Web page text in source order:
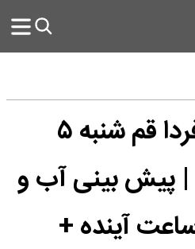
وضعیت هوای فردا قم شنبه ۵
اردیبهشت ۱۴۰۵ | پیش بینی آب و
قم در ۲۴ ساعت آینده +